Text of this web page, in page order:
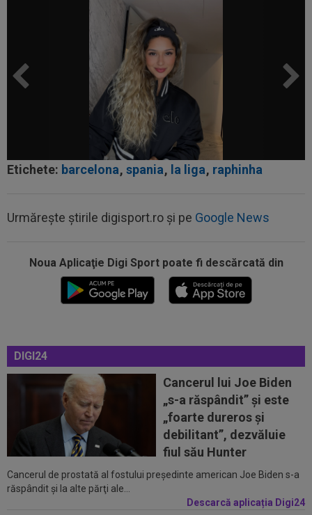
Etichete: barcelona, spania, la liga, raphinha
Urmărește știrile digisport.ro și pe Google News
Noua Aplicaţie Digi Sport poate fi descărcată din
DIGI24
Cancerul lui Joe Biden
„s-a răspândit” şi este
„foarte dureros și
debilitant”, dezvăluie
fiul său Hunter
Cancerul de prostată al fostului preşedinte american Joe Biden s-a
răspândit şi la alte părţi ale...
Descarcă aplicația Digi24
Giovanni Becali a rămas ”interzis” când a aflat
12:48
Sepsi - FCSB | LIVE VIDEO, luni, 21:30, DGS 1.
Roș-albaștrii, ”ca acasă” la...
Ce a spus Federico Valverde despre Jose
Mourinho, după meciul din Ungaria
OUT! Hansi Flick a anunțat trei plecări de la
12:20 FOTO
Cristiano Ronaldo nu s-a putut abține,
după ce sute de oameni au apărut la...